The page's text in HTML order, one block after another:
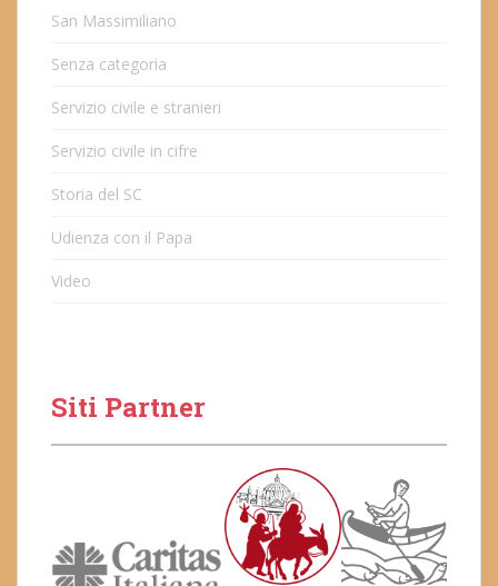
San Massimiliano
Senza categoria
Servizio civile e stranieri
Servizio civile in cifre
Storia del SC
Udienza con il Papa
Video
Siti Partner